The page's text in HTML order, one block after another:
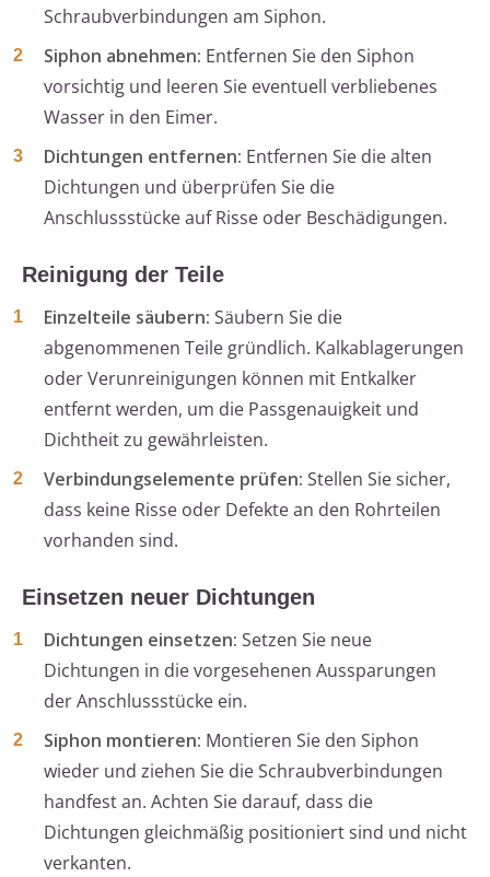
Schraubverbindungen am Siphon.
Siphon abnehmen: Entfernen Sie den Siphon
vorsichtig und leeren Sie eventuell verbliebenes
Wasser in den Eimer.
Dichtungen entfernen: Entfernen Sie die alten
Dichtungen und überprüfen Sie die
Anschlussstücke auf Risse oder Beschädigungen.
Reinigung der Teile
Einzelteile säubern: Säubern Sie die
abgenommenen Teile gründlich. Kalkablagerungen
oder Verunreinigungen können mit Entkalker
entfernt werden, um die Passgenauigkeit und
Dichtheit zu gewährleisten.
Verbindungselemente prüfen: Stellen Sie sicher,
dass keine Risse oder Defekte an den Rohrteilen
vorhanden sind.
Einsetzen neuer Dichtungen
Dichtungen einsetzen: Setzen Sie neue
Dichtungen in die vorgesehenen Aussparungen
der Anschlussstücke ein.
Siphon montieren: Montieren Sie den Siphon
wieder und ziehen Sie die Schraubverbindungen
handfest an. Achten Sie darauf, dass die
Dichtungen gleichmäßig positioniert sind und nicht
verkanten.